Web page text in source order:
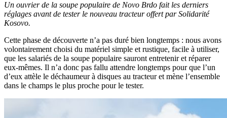
Un ouvrier de la soupe populaire de Novo Brdo fait les derniers
réglages avant de tester le nouveau tracteur offert par Solidarité
Kosovo.
Cette phase de découverte n’a pas duré bien longtemps : nous avons
volontairement choisi du matériel simple et rustique, facile à utiliser,
que les salariés de la soupe populaire sauront entretenir et réparer
eux-mêmes. Il n’a donc pas fallu attendre longtemps pour que l’un
d’eux attèle le déchaumeur à disques au tracteur et mène l’ensemble
dans le champs le plus proche pour le tester.